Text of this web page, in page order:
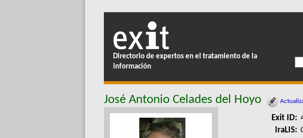
Directorio de expertos en el tratamiento de la
información
José Antonio Celades del Hoyo
Exit ID:
IraLIS: